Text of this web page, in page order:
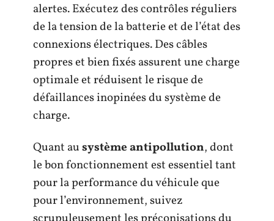
alertes. Exécutez des contrôles réguliers
de la tension de la batterie et de l’état des
connexions électriques. Des câbles
propres et bien fixés assurent une charge
optimale et réduisent le risque de
défaillances inopinées du système de
charge.
Quant ausystème antipollution, dont
le bon fonctionnement est essentiel tant
pour la performance du véhicule que
pour l’environnement, suivez